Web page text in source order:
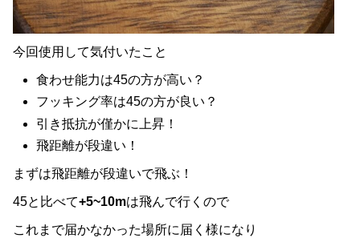
今回使用して気付いたこと
食わせ能力は45の方が高い？
フッキング率は45の方が良い？
引き抵抗が僅かに上昇！
飛距離が段違い！
まずは飛距離が段違いで飛ぶ！
45と比べて+5~10mは飛んで行くので
これまで届かなかった場所に届く様になり